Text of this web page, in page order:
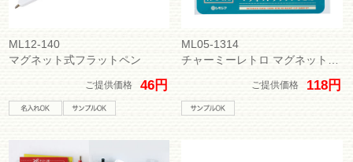
ML12-140
マグネット式フラットペン
ご提供価格 46円
ML05-1314
チャーミーレトロ マグネットクリップ3個組
ご提供価格 118円